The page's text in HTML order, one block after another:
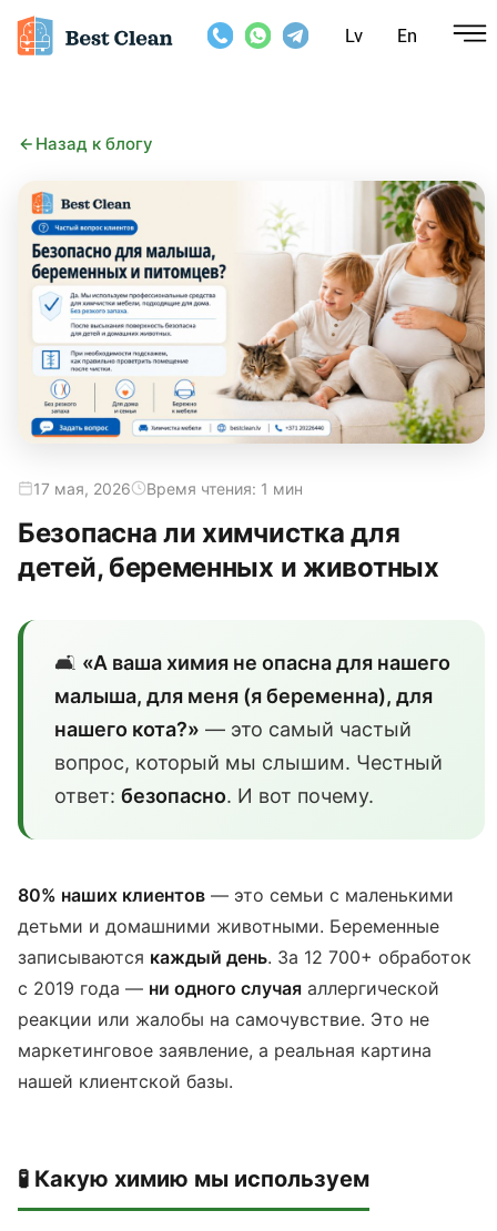
Lv En
Назад к блогу
17 мая, 2026 Время чтения: 1 мин
Безопасна ли химчистка для
детей, беременных и животных
🛋️ «А ваша химия не опасна для нашего
малыша, для меня (я беременна), для
нашего кота?» — это самый частый
вопрос, который мы слышим. Честный
ответ: безопасно. И вот почему.
80% наших клиентов — это семьи с маленькими
детьми и домашними животными. Беременные
записываются каждый день. За 12 700+ обработок
с 2019 года — ни одного случая аллергической
реакции или жалобы на самочувствие. Это не
маркетинговое заявление, а реальная картина
нашей клиентской базы.
🧪 Какую химию мы используем